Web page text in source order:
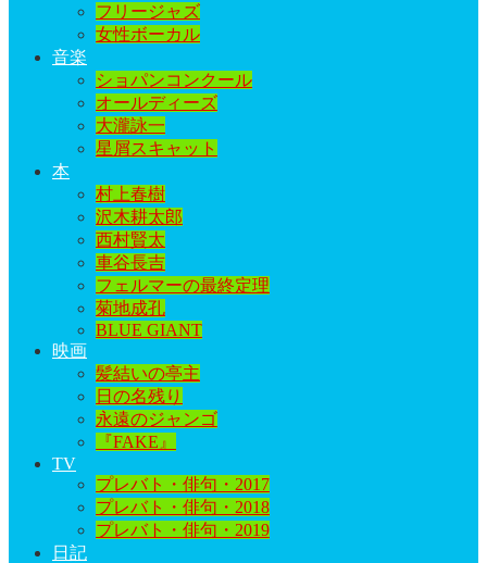
フリージャズ
女性ボーカル
音楽
ショパンコンクール
オールディーズ
大瀧詠一
星屑スキャット
本
村上春樹
沢木耕太郎
西村賢太
車谷長吉
フェルマーの最終定理
菊地成孔
BLUE GIANT
映画
髪結いの亭主
日の名残り
永遠のジャンゴ
『FAKE』
TV
プレバト・俳句・2017
プレバト・俳句・2018
プレバト・俳句・2019
日記